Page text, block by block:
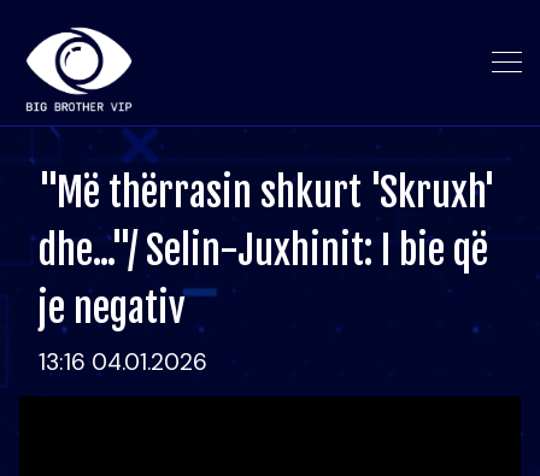
"Më thërrasin shkurt 'Skruxh'
dhe..."/ Selin-Juxhinit: I bie që
je negativ
13:16 04.01.2026